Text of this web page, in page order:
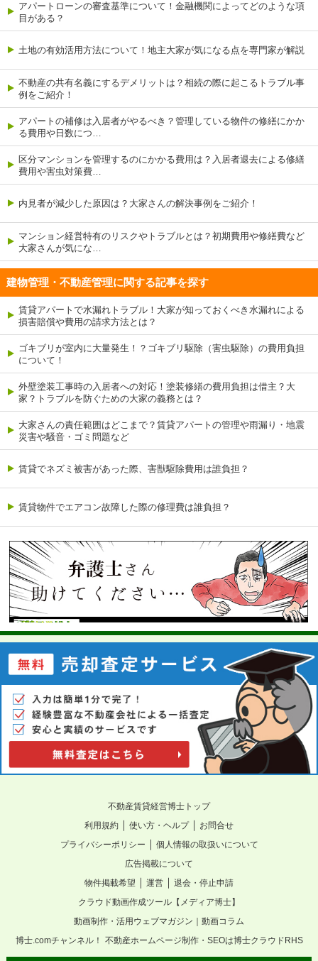
アパートローンの審査基準について！金融機関によってどのような項
目がある？
土地の有効活用方法について！地主大家が気になる点を専門家が解説
不動産の共有名義にするデメリットは？相続の際に起こるトラブル事
例をご紹介！
アパートの補修は入居者がやるべき？管理している物件の修繕にかか
る費用や日数につ…
区分マンションを管理するのにかかる費用は？入居者退去による修繕
費用や害虫対策費…
内見者が減少した原因は？大家さんの解決事例をご紹介！
マンション経営特有のリスクやトラブルとは？初期費用や修繕費など
大家さんが気にな…
建物管理・不動産管理に関する記事を探す
賃貸アパートで水漏れトラブル！大家が知っておくべき水漏れによる
損害賠償や費用の請求方法とは？
ゴキブリが室内に大量発生！？ゴキブリ駆除（害虫駆除）の費用負担
について！
外壁塗装工事時の入居者への対応！塗装修繕の費用負担は借主？大
家？トラブルを防ぐための大家の義務とは？
大家さんの責任範囲はどこまで？賃貸アパートの管理や雨漏り・地震
災害や騒音・ゴミ問題など
賃貸でネズミ被害があった際、害獣駆除費用は誰負担？
賃貸物件でエアコン故障した際の修理費は誰負担？
不動産賃貸経営博士トップ
利用規約 ｜ 使い方・ヘルプ｜ お問合せ
プライバシーポリシー ｜ 個人情報の取扱いについて
広告掲載について
物件掲載希望 ｜ 運営 ｜ 退会・停止申請
クラウド動画作成ツール【メディア博士】
動画制作・活用ウェブマガジン｜動画コラム
博士.comチャンネル！
不動産ホームページ制作・SEOは博士クラウドRHS